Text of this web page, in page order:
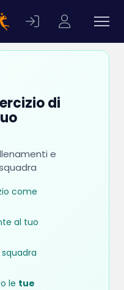
di
e
come
al tuo
le tue